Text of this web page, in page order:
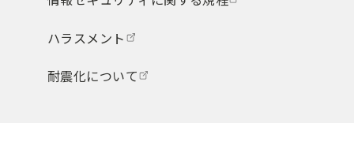
ハラスメント
耐震化について